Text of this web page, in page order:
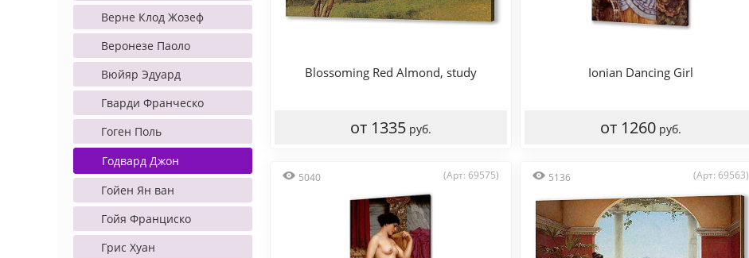
Верне Клод Жозеф
Веронезе Паоло
Вюйяр Эдуард
Гварди Франческо
Гоген Поль
Годвард Джон
Гойен Ян ван
Гойя Франциско
Грис Хуан
Blossoming Red Almond, study
от 1335 руб.
Ionian Dancing Girl
от 1260 руб.
5040 (Арт: 69575) 5136 (Арт: 69563)